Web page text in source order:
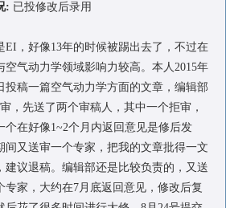
: 已投修改后录用
EI，好像13年的时候被踢出去了，不过在
空气动力学领域影响力较高。本人2015年
投稿一篇空气动力学方面的文章，编辑部
，先送了两个审稿人，其中一个拒审，
个在好像1~2个月内返回意见是修后发
间又送审一个专家，把我的文章批得一文
建议退稿。编辑部还是比较负责的，又送
专家，大约在7月底返回意见，修改后复